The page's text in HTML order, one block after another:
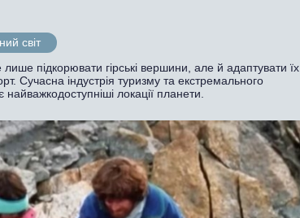
світ
підкорювати гірські вершини, але й адаптувати їх
Сучасна індустрія туризму та екстремального
локації планети.